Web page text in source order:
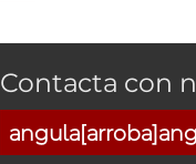
Contacta con